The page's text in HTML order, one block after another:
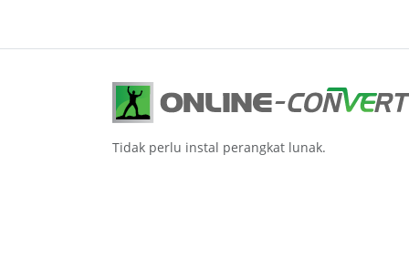
Tidak perlu instal perangkat lunak.